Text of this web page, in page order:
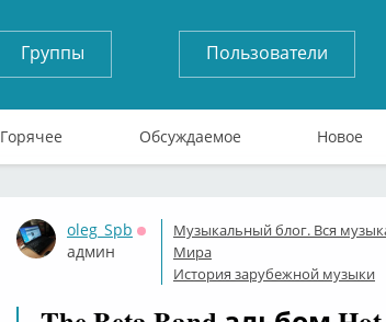
Группы Пользователи
Горячее Обсуждаемое Новое
oleg_Spb
Оффлайн
админ
Музыкальный блог. Вся
Мира
История зарубежной музыки